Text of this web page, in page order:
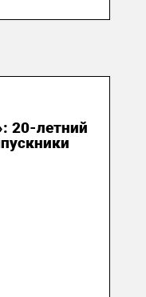
20-летний